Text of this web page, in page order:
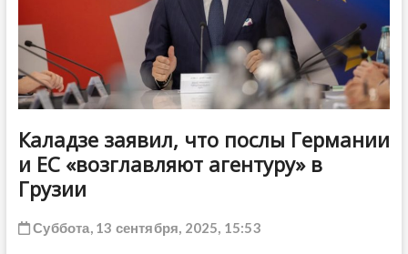
Каладзе заявил, что послы Германии
и ЕС «возглавляют агентуру» в
Грузии
Суббота, 13 сентября, 2025, 15:53